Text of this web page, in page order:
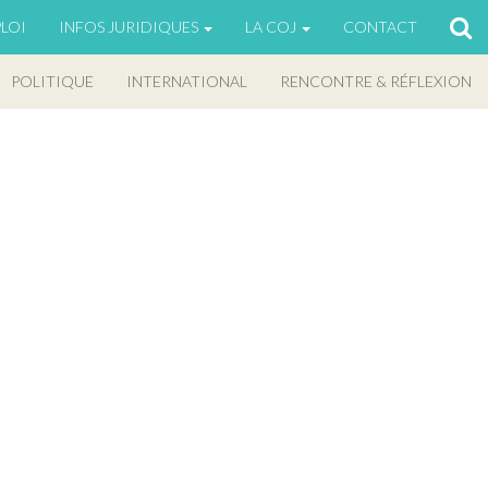
INFOS JURIDIQUES LA COJ CONTACT
POLITIQUE INTERNATIONAL RENCONTRE & RÉFLEXION